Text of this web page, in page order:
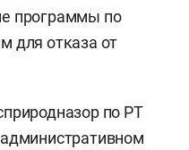
программы по
для отказа от
по РТ